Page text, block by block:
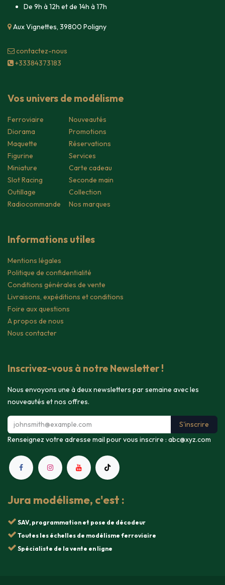
De 9h à 12h et de 14h à 17h
Aux Vignettes, 39800 Poligny
contacte​z-nous
+33384373183
Vos univers de modélisme
Ferroviaire
Diorama
Maquette
Figurine
Miniature
Slot Racing
Outillage
Radiocommande
Nouveautés
Promotions
Réservations
Services
Carte cadeau
Seconde main
Collection
Nos marques
Informations utiles
Mentions légales
Politique de confidentialité
Conditions générales de vente
Livraisons, expéditions et conditions
Foire aux questions
A propos de nous
Nous contacter
Inscrivez-vous à notre Newsletter !
Nous envoyons une à deux newsletters par semaine avec les
nouveautés et nos offres.
S'inscrire
Renseignez votre adresse mail pour vous inscrire : abc@xyz.com
Jura modélisme, c'est :
SAV, programmation et pose de décodeur
Toutes les échelles de modélisme ferroviaire
Spécialiste de la vente en ligne